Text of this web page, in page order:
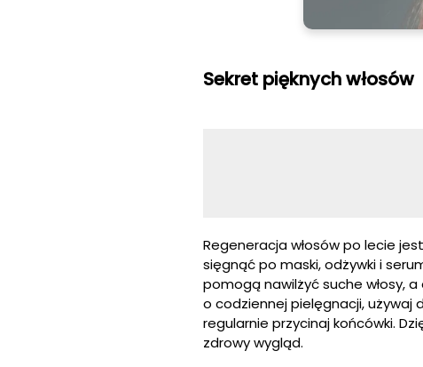
Sekret pięknych włosów
Regeneracja włosów po lecie
sięgnąć po maski, odżywki i
pomogą nawilżyć suche włosy,
o codziennej pielęgnacji, używaj
regularnie przycinaj końcówki.
zdrowy wygląd.